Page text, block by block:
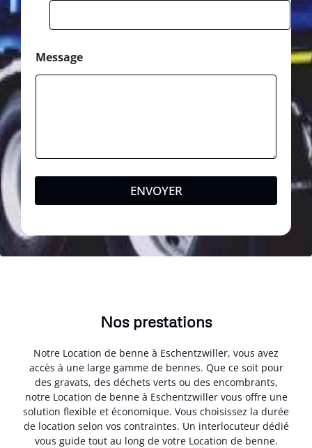
Message
ENVOYER
Nos prestations
Notre Location de benne à Eschentzwiller, vous avez
accès à une large gamme de bennes. Que ce soit pour
des gravats, des déchets verts ou des encombrants,
notre Location de benne à Eschentzwiller vous offre une
solution flexible et économique. Vous choisissez la durée
de location selon vos contraintes. Un interlocuteur dédié
vous guide tout au long de votre Location de benne.